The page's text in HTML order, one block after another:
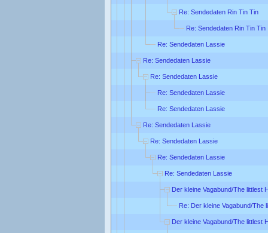
Re: Sendedaten Rin Tin Tin
Re: Sendedaten Rin Tin Tin
Re: Sendedaten Lassie
Re: Sendedaten Lassie
Re: Sendedaten Lassie
Re: Sendedaten Lassie
Re: Sendedaten Lassie
Re: Sendedaten Lassie
Re: Sendedaten Lassie
Re: Sendedaten Lassie
Re: Sendedaten Lassie
Der kleine Vagabund/The littlest
Re: Der kleine Vagabund/The
Der kleine Vagabund/The littlest